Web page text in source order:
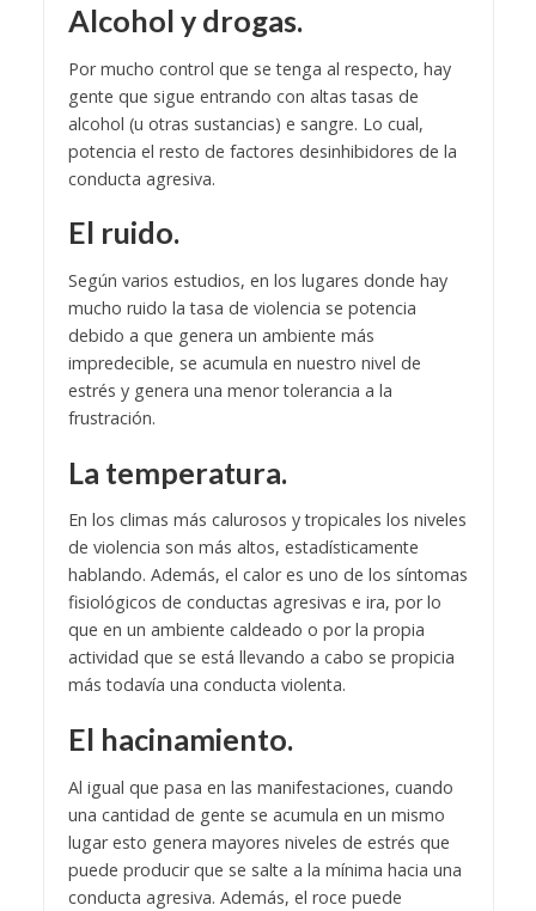
Alcohol y drogas.
Por mucho control que se tenga al respecto, hay
gente que sigue entrando con altas tasas de
alcohol (u otras sustancias) e sangre. Lo cual,
potencia el resto de factores desinhibidores de la
conducta agresiva.
El ruido.
Según varios estudios, en los lugares donde hay
mucho ruido la tasa de violencia se potencia
debido a que genera un ambiente más
impredecible, se acumula en nuestro nivel de
estrés y genera una menor tolerancia a la
frustración.
La temperatura.
En los climas más calurosos y tropicales los niveles
de violencia son más altos, estadísticamente
hablando. Además, el calor es uno de los síntomas
fisiológicos de conductas agresivas e ira, por lo
que en un ambiente caldeado o por la propia
actividad que se está llevando a cabo se propicia
más todavía una conducta violenta.
El hacinamiento.
Al igual que pasa en las manifestaciones, cuando
una cantidad de gente se acumula en un mismo
lugar esto genera mayores niveles de estrés que
puede producir que se salte a la mínima hacia una
conducta agresiva. Además, el roce puede